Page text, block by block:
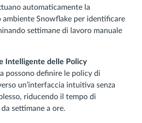
automaticamente la
ambiente Snowflake per identificare
settimane di lavoro manuale
Intelligente delle Policy
possono definire le policy di
un’interfaccia intuitiva senza
riducendo il tempo di
settimane a ore.